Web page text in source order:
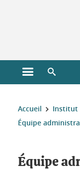
Ouvrir le menu
Vous êtes ici :
Accueil Institut
Équipe
Équipe